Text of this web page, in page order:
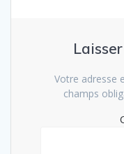
Votre adresse
champs